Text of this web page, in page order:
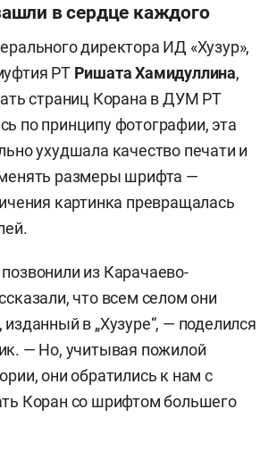
в сердце каждого
директора ИД «Хузур»,
РТ Ришата Хамидуллина,
страниц Корана в ДУМ РТ
по принципу фотографии, эта
ухудшала качество печати и
размеры шрифта —
картинка превращалась
из Карачаево-
что всем селом они
в „Хузуре“, — поделился
— Но, учитывая пожилой
они обратились к нам с
Коран со шрифтом большего